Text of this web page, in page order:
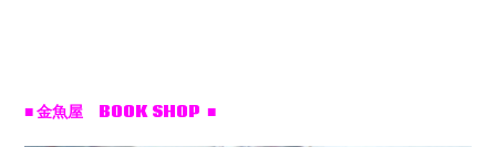
■ 金魚屋 BOOK SHOP ■